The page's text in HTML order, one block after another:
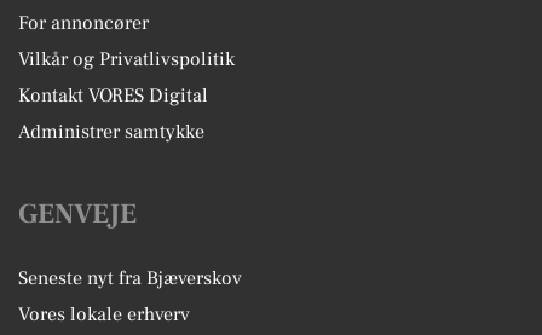
For annoncører
Vilkår og Privatlivspolitik
Kontakt VORES Digital
Administrer samtykke
GENVEJE
Seneste nyt fra Bjæverskov
Vores lokale erhverv